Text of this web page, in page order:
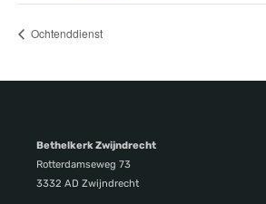
Ochtenddienst
Bethelkerk Zwijndrecht
Rotterdamseweg 73
3332 AD Zwijndrecht